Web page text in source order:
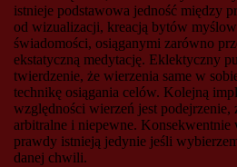
istnieje podstawowa jedność między
od wizualizacji, kreacją bytów
świadomości, osiąganymi zarówno
ekstatyczną medytację. Eklektyczny
twierdzenie, że wierzenia same w
technikę osiągania celów. Kolejną
względności wierzeń jest podejrzenie,
arbitralne i niepewne. Konsekwentnie
prawdy istnieją jedynie jeśli
danej chwili.